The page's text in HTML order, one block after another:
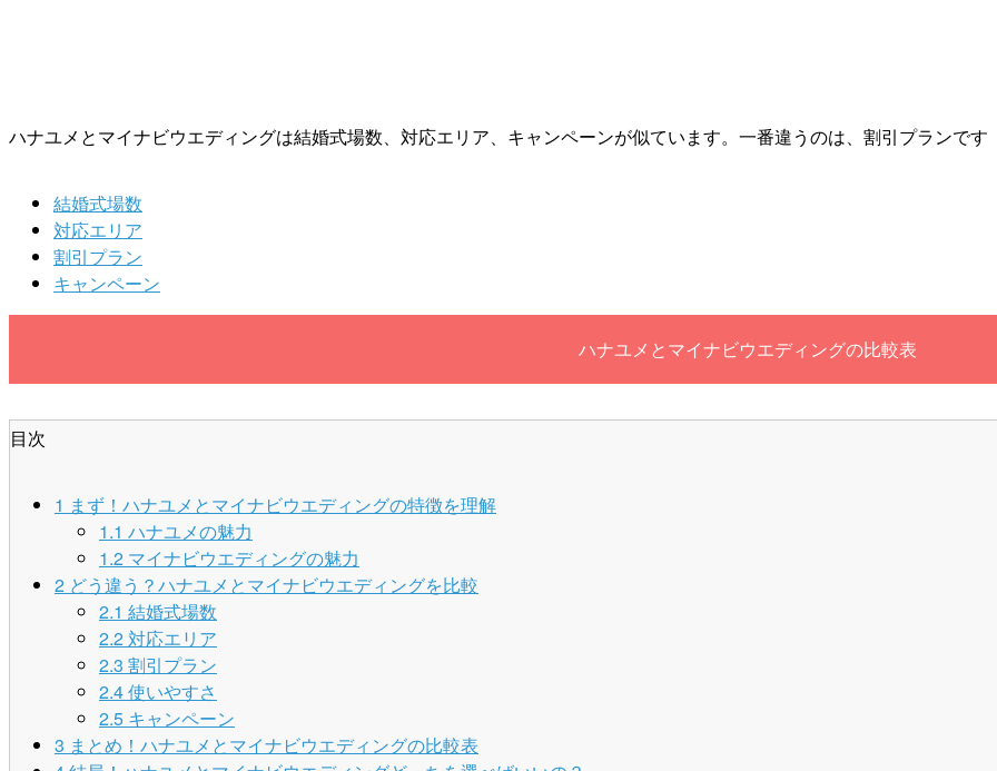
ハナユメとマイナビウエディングは結婚式場数、対応エリア、キャンペーンが似ています。一番違うのは、割引プランです
結婚式場数
対応エリア
割引プラン
キャンペーン
ハナユメとマイナビウエディングの比較表
目次
1 まず！ハナユメとマイナビウエディングの特徴を理解
1.1 ハナユメの魅力
1.2 マイナビウエディングの魅力
2 どう違う？ハナユメとマイナビウエディングを比較
2.1 結婚式場数
2.2 対応エリア
2.3 割引プラン
2.4使いやすさ
2.5 キャンペーン
3 まとめ！ハナユメとマイナビウエディングの比較表